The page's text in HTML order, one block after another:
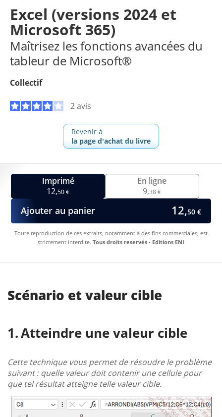
Excel (versions 2024 et
Microsoft 365)
Maîtrisez les fonctions avancées du
tableur de Microsoft®
Collectif
2 avis
Revenir à
la page d'achat du livre
Imprimé
12,50 €
En ligne
9,38 €
Ajouter au panier 12,50 €
Toute reproduction de ces extraits, notamment à des fins commerciales, est
strictement interdite. Tous droits reservés - Editions ENI
Scénario et valeur cible
Atteindre une valeur cible
Cette technique vous permet de résoudre le problème
suivant : quelle valeur doit contenir une cellule pour
que tel résultat atteigne telle valeur cible.